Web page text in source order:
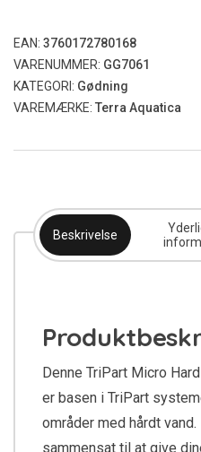
EAN: 3760172780168
VARENUMMER: GG7061
KATEGORI: Gødning
VAREMÆRKE: Terra Aquatica
Beskrivelse
Denne TriPart Micro
er basen i TriPart
områder med hårdt
sammensat til at give